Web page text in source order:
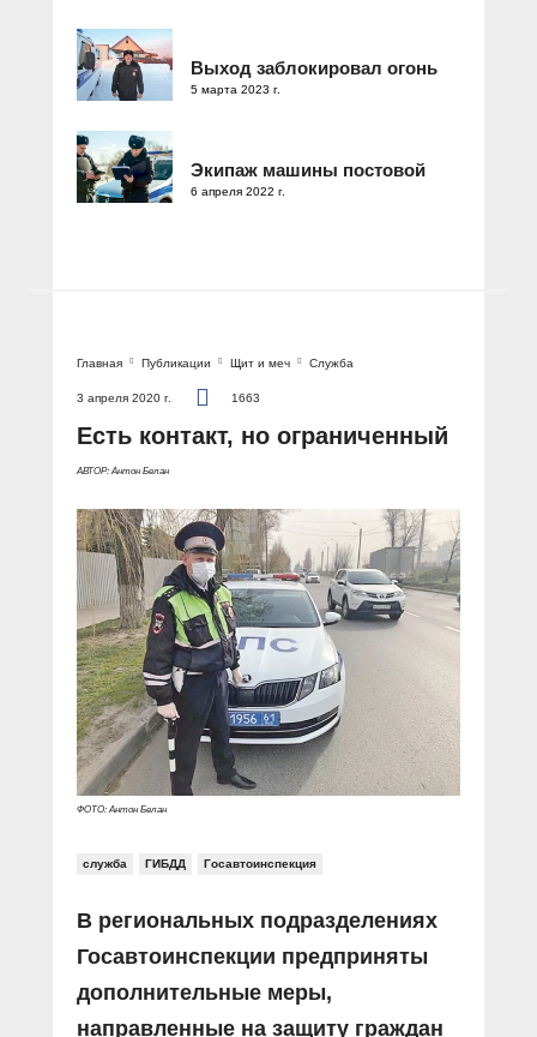
Выход заблокировал огонь
5 марта 2023 г.
Экипаж машины постовой
6 апреля 2022 г.
Главная Публикации Щит и меч Служба
3 апреля 2020 г. 1663
Есть контакт, но ограниченный
АВТОР: Антон Белан
ФОТО: Антон Белан
служба ГИБДД Госавтоинспекция
В региональных подразделениях
Госавтоинспекции предприняты
дополнительные меры,
направленные на защиту граждан